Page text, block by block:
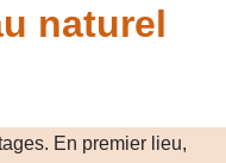
naturel
En premier lieu,